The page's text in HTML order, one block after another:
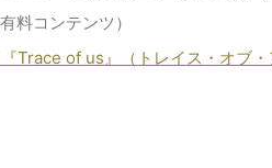
料コンテンツ）
Trace of us』（トレイス・オブ・